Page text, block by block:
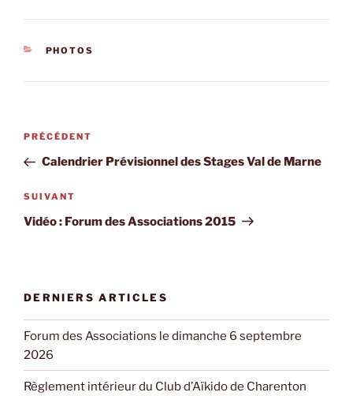
CATÉGORIES
PHOTOS
Navigation
l’article
Article
précédent
PRÉCÉDENT
Calendrier Prévisionnel des Stages Val de Marne
Article
suivant
SUIVANT
Vidéo : Forum des Associations 2015
DERNIERS ARTICLES
Forum des Associations le dimanche 6 septembre
2026
Règlement intérieur du Club d’Aïkido de Charenton